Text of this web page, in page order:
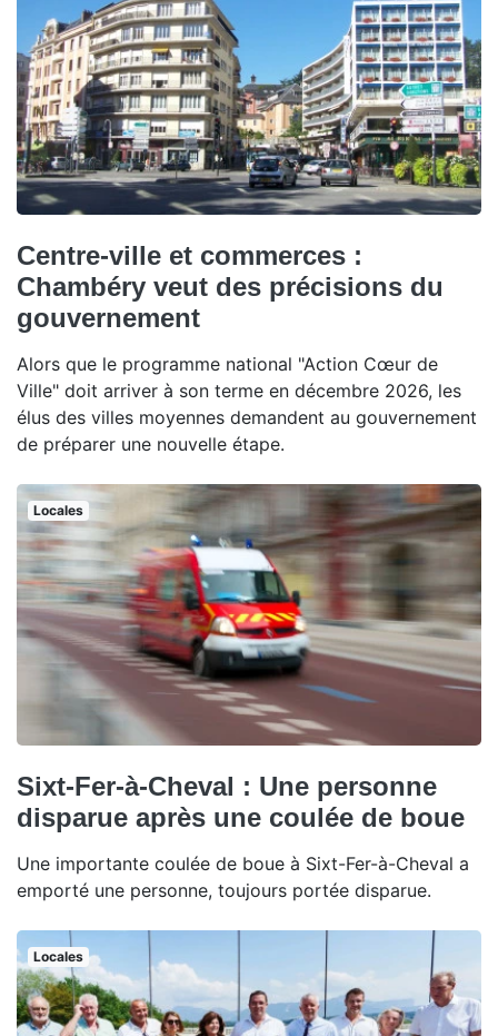
Centre-ville et commerces :
Chambéry veut des précisions du
gouvernement
Alors que le programme national "Action Cœur de
Ville" doit arriver à son terme en décembre 2026, les
élus des villes moyennes demandent au gouvernement
de préparer une nouvelle étape.
Locales
Sixt-Fer-à-Cheval : Une personne
disparue après une coulée de boue
Une importante coulée de boue à Sixt-Fer-à-Cheval a
emporté une personne, toujours portée disparue.
Locales